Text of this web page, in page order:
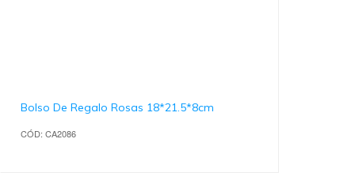
Bolso De Regalo Rosas 18*21.5*8cm
CÓD: CA2086